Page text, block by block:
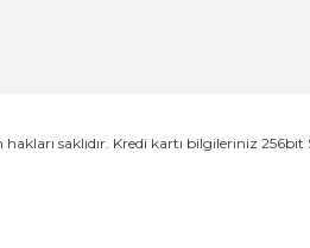
hakları saklıdır. Kredi kartı bilgileriniz